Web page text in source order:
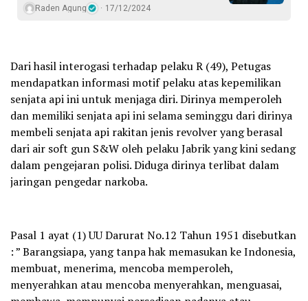
Raden Agung 17/12/2024
Dari hasil interogasi terhadap pelaku R (49), Petugas
mendapatkan informasi motif pelaku atas kepemilikan
senjata api ini untuk menjaga diri. Dirinya memperoleh
dan memiliki senjata api ini selama seminggu dari dirinya
membeli senjata api rakitan jenis revolver yang berasal
dari air soft gun S&W oleh pelaku Jabrik yang kini sedang
dalam pengejaran polisi. Diduga dirinya terlibat dalam
jaringan pengedar narkoba.
Pasal 1 ayat (1) UU Darurat No.12 Tahun 1951 disebutkan
: ” Barangsiapa, yang tanpa hak memasukan ke Indonesia,
membuat, menerima, mencoba memperoleh,
menyerahkan atau mencoba menyerahkan, menguasai,